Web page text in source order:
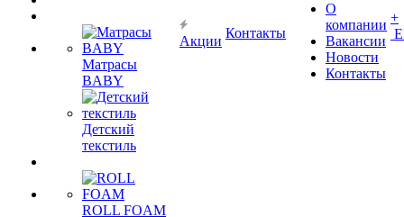
Матрасы
BABY
Детский
текстиль
ROLL FOAM
Акции
Контакты
О
компании
Вакансии
Новости
Контакты
+